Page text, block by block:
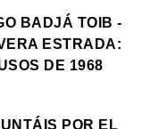
BADJÁ TOIB -
ESTRADA:
DE 1968
POR EL